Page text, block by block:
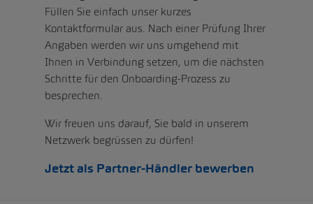
Füllen Sie einfach unser kurzes
Kontaktformular aus. Nach einer Prüfung Ihrer
Angaben werden wir uns umgehend mit
Ihnen in Verbindung setzen, um die nächsten
Schritte für den Onboarding-Prozess zu
besprechen.
Wir freuen uns darauf, Sie bald in unserem
Netzwerk begrüssen zu dürfen!
Jetzt als Partner-Händler bewerben